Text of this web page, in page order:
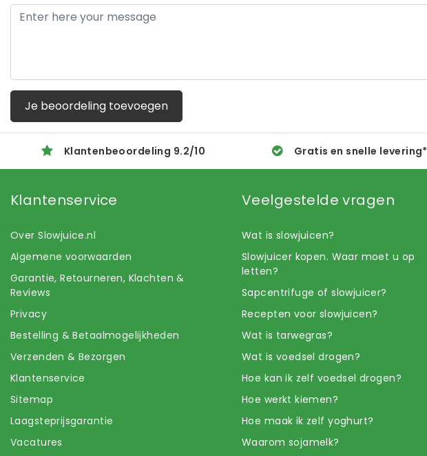
Je beoordeling toevoegen
Klantenbeoordeling 9.2/10 Gratis en snelle levering*
Klantenservice
Over Slowjuice.nl
Algemene voorwaarden
Garantie, Retourneren, Klachten &
Reviews
Privacy
Bestelling & Betaalmogelijkheden
Verzenden & Bezorgen
Klantenservice
Sitemap
Laagsteprijsgarantie
Vacatures
Veelgestelde vragen
Wat is slowjuicen?
Slowjuicer kopen. Waar moet u op
letten?
Sapcentrifuge of slowjuicer?
Recepten voor slowjuicen?
Wat is tarwegras?
Wat is voedsel drogen?
Hoe kan ik zelf voedsel drogen?
Hoe werkt kiemen?
Hoe maak ik zelf yoghurt?
Waarom sojamelk?